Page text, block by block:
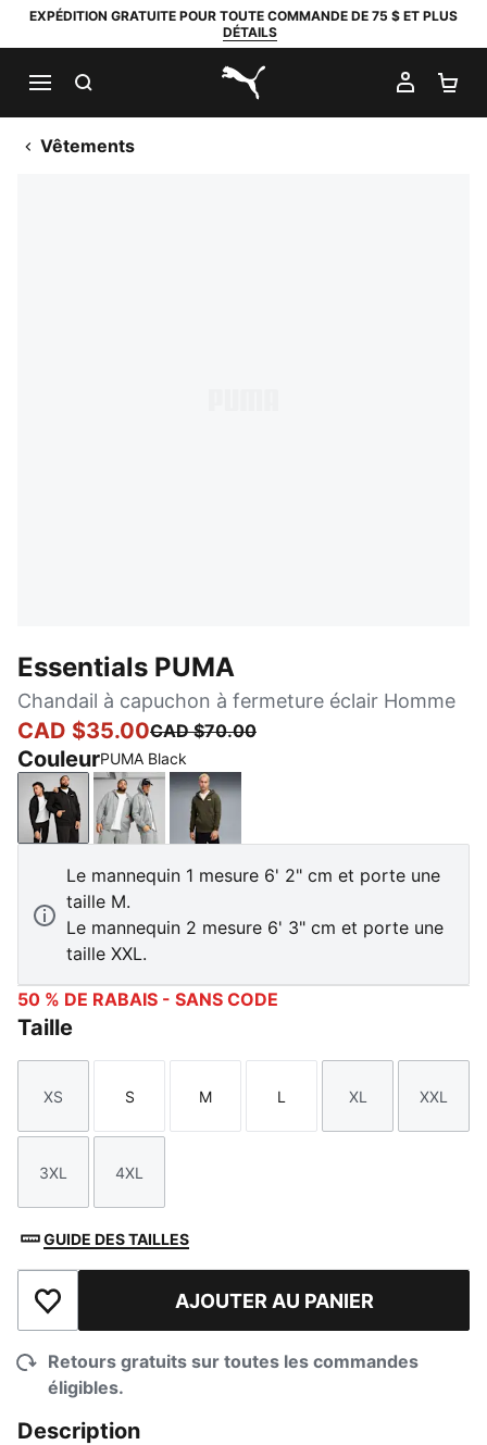
EXPÉDITION GRATUITE POUR TOUTE COMMANDE DE 75 $ ET PLUS
DÉTAILS
PUMA.com
MON
Vêtements
Essentials PUMA
Chandail à capuchon à fermeture éclair Homme
CAD $35.00CAD $70.00
CouleurPUMA Black
PUMA BlackMedium Gray Heather
Dark Olive
Le mannequin 1 mesure 6' 2" cm et porte une
taille M.
Le mannequin 2 mesure 6' 3" cm et porte une
taille XXL.
50 % DE RABAIS - SANS CODE
Taille
Taille
XS
Taille
S
Taille
M
Taille
L
Taille
XL
Taille
XXL
Taille
3XL
Taille
4XL
GUIDE DES TAILLES
Ajouter à la liste de souhaits
AJOUTER AU PANIER
Retours gratuits sur toutes les commandes
éligibles.
Description